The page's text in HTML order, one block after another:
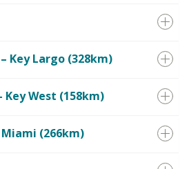
Key Largo (328km)
Key West (158km)
Miami (266km)